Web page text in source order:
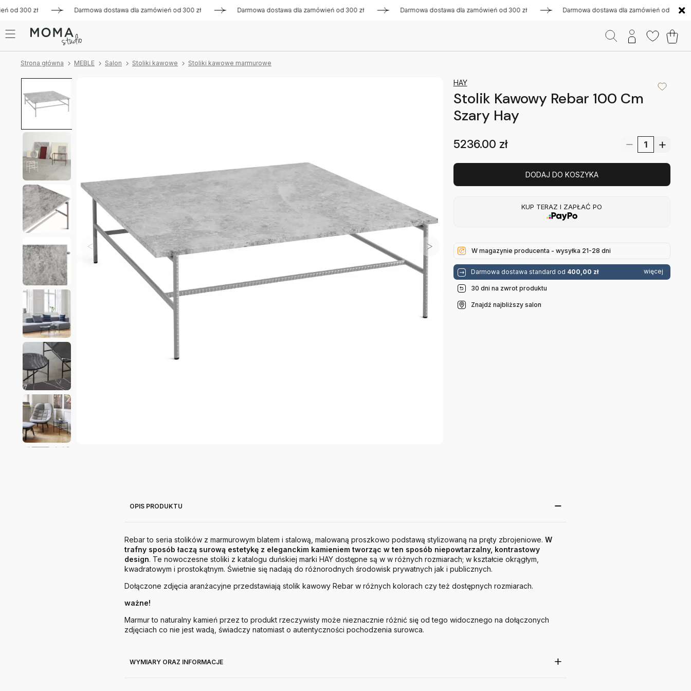
300 zł Darmowa dostawa dla zamówień od 300 zł Darmowa dostawa dla zamówień od 300 zł Darmowa dostawa dla zamówień od 300 zł Darmowa dostawa dla zamówień od 300 zł
Strona główna MEBLE Salon Stoliki kawowe Stoliki kawowe marmurowe
HAY
Stolik Kawowy Rebar 100 Cm
Szary Hay
5236.00 zł
DODAJ DO KOSZYKA
KUP TERAZ I ZAPŁAĆ PO
W magazynie producenta - wysyłka 21-28 dni
Darmowa dostawa standard od 400,00 zł więcej
30 dni na zwrot produktu
Znajdź najbliższy salon
OPIS PRODUKTU
Rebarto seria stolików z marmurowym blatem i stalową, malowaną proszkowo podstawą stylizowaną na pręty zbrojeniowe. W
trafny sposób łaczą surową estetykę z eleganckim kamieniem tworząc w ten sposób niepowtarzalny, kontrastowy
design. Te nowoczesne stoliki z katalogu duńskiej marki HAY dostępne są w w różnych rozmiarach; w kształcie okrągłym,
kwadratowym i prostokątnym. Świetnie się nadają do różnorodnych środowisk prywatnych jak i publicznych.
Dołączone zdjęcia aranżacyjne przedstawiają stolik kawowy Rebar w różnych kolorach czy też dostępnych rozmiarach.
ważne!
Marmur to naturalny kamień przez to produkt rzeczywisty może nieznacznie różnić się od tego widocznego na dołączonych
zdjęciach co nie jest wadą, świadczy natomiast o autentyczności pochodzenia surowca.
WYMIARY ORAZ INFORMACJE